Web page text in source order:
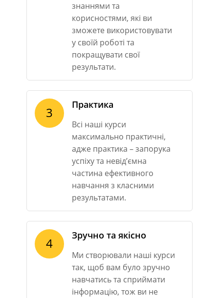
знаннями та
корисностями, які ви
зможете використовувати
у своїй роботі та
покращувати свої
результати.
3 Практика
Всі наші курси
максимально практичні,
адже практика – запорука
успіху та невід’ємна
частина ефективного
навчання з класними
результатами.
4 Зручно та якісно
Ми створювали наші курси
так, щоб вам було зручно
навчатись та сприймати
інформацію, тож ви не